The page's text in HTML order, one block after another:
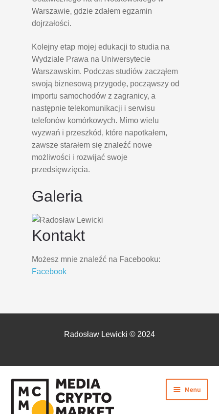
Warszawie, gdzie zdałem egzamin
dojrzałości.
Kolejny etap mojej edukacji to studia na
Wydziale Prawa na Uniwersytecie
Warszawskim. Podczas studiów zacząłem
swoją biznesową przygodę, począwszy od
importu samochodów z zagranicy, a
następnie telekomunikacji i serwisu
telefonów komórkowych. Mimo wielu
wyzwań i przeszkód, które napotkałem,
zawsze starałem się znaleźć nowe
możliwości i rozwijać swoje
przedsięwzięcia.
Galeria
Kontakt
Możesz mnie znaleźć na Facebooku:
Facebook
Radosław Lewicki © 2024
PRZEJDŹ
DO
NAWIGACJI
PRZEJDŹ
DO
TREŚCI
Menu